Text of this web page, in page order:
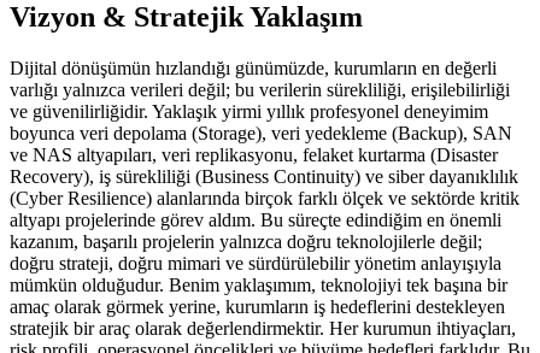
Vizyon & Stratejik Yaklaşım
Dijital dönüşümün hızlandığı günümüzde, kurumların en değerli
varlığı yalnızca verileri değil; bu verilerin sürekliliği, erişilebilirliği
ve güvenilirliğidir. Yaklaşık yirmi yıllık profesyonel deneyimim
boyunca veri depolama (Storage), veri yedekleme (Backup), SAN
ve NAS altyapıları, veri replikasyonu, felaket kurtarma (Disaster
Recovery), iş sürekliliği (Business Continuity) ve siber dayanıklılık
(Cyber Resilience) alanlarında birçok farklı ölçek ve sektörde kritik
altyapı projelerinde görev aldım. Bu süreçte edindiğim en önemli
kazanım, başarılı projelerin yalnızca doğru teknolojilerle değil;
doğru strateji, doğru mimari ve sürdürülebilir yönetim anlayışıyla
mümkün olduğudur. Benim yaklaşımım, teknolojiyi tek başına bir
amaç olarak görmek yerine, kurumların iş hedeflerini destekleyen
stratejik bir araç olarak değerlendirmektir. Her kurumun ihtiyaçları,